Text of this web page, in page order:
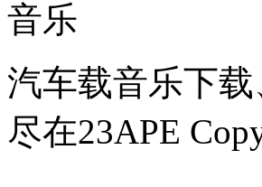
音乐
汽车载音乐下
尽在23APE